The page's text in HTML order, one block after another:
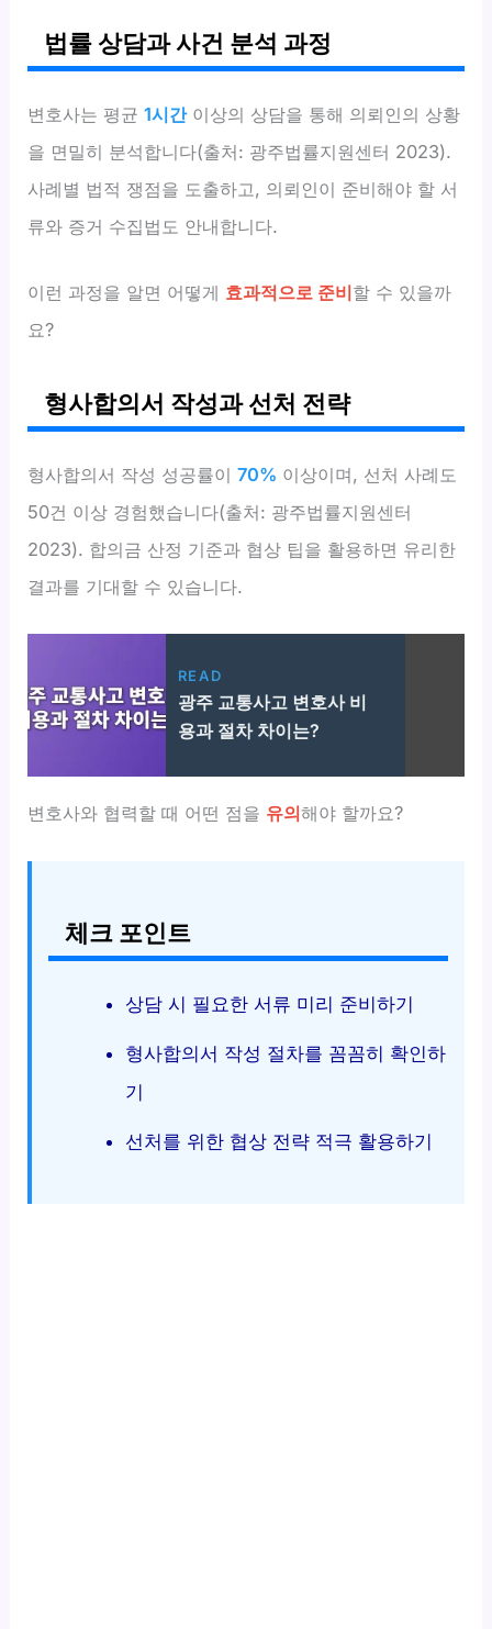
법률 상담과 사건 분석 과정
변호사는 평균1시간이상의 상담을 통해 의뢰인의 상황
을 면밀히 분석합니다(출처: 광주법률지원센터 2023).
사례별 법적 쟁점을 도출하고, 의뢰인이 준비해야 할 서
류와 증거 수집법도 안내합니다.
이런 과정을 알면 어떻게 효과적으로 준비할 수 있을까
요?
형사합의서 작성과 선처 전략
형사합의서 작성 성공률이70% 이상이며, 선처 사례도
50건 이상 경험했습니다(출처: 광주법률지원센터
2023). 합의금 산정 기준과 협상 팁을 활용하면 유리한
결과를 기대할 수 있습니다.
READ
광주 교통사고 변호사 비
용과 절차 차이는?
변호사와 협력할 때 어떤 점을 유의해야 할까요?
체크 포인트
상담 시 필요한 서류 미리 준비하기
형사합의서 작성 절차를 꼼꼼히 확인하
기
선처를 위한 협상 전략 적극 활용하기